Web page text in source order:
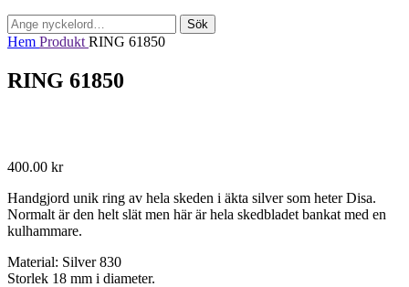
Sök
efter:
Sök
Hem Produkt RING 61850
RING 61850
400.00 kr
Handgjord unik ring av hela skeden i äkta silver som heter Disa.
Normalt är den helt slät men här är hela skedbladet bankat med en
kulhammare.
Material: Silver 830
Storlek 18 mm i diameter.